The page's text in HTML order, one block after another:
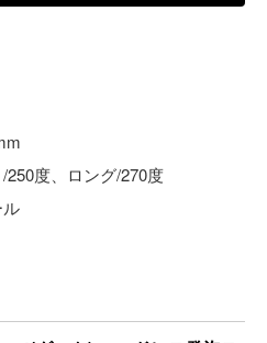
250度、ロング/270度